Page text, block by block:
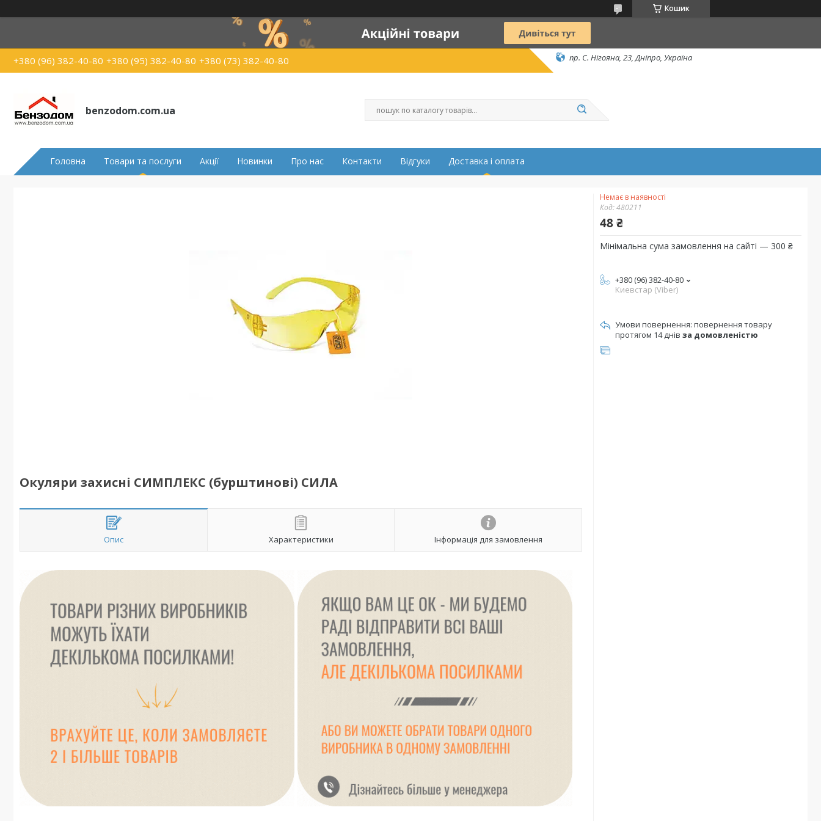
Кошик
+380 (96) 382-40-80 +380 (95) 382-40-80 +380 (73) 382-40-80 пр. С. Нігояна, 23, Дніпро, Україна
benzodom.com.ua
Головна Товари та послуги Акції Новинки Про нас Контакти Відгуки Доставка і оплата
Окуляри захисні СИМПЛЕКС (бурштинові) СИЛА
Опис Характеристики Інформація для замовлення
Немає в наявності
Код:480211
48 ₴
Мінімальна сума замовлення на сайті — 300 ₴
+380 (96) 382-40-80
Киевстар (Viber)
повернення товару
протягом 14 днів за домовленістю